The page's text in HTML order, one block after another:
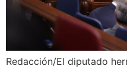
Redacción/El diputado